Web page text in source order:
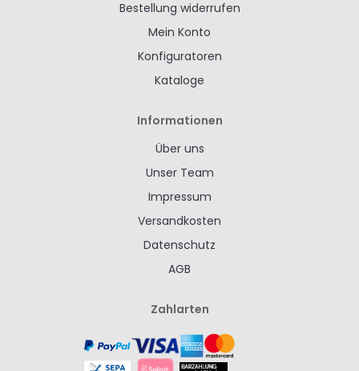
Bestellung widerrufen
Mein Konto
Konfiguratoren
Kataloge
Informationen
Über uns
Unser Team
Impressum
Versandkosten
Datenschutz
AGB
Zahlarten